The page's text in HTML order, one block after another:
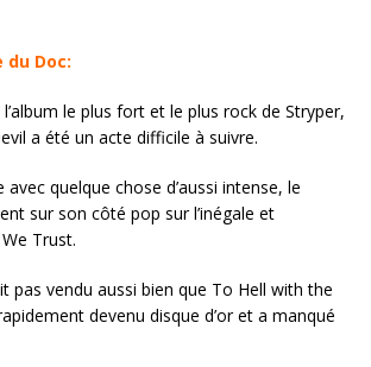
Doc:
le plus fort et le plus rock de Stryper,
a été un acte difficile à suivre.
avec quelque chose d’aussi intense, le
sur son côté pop sur l’inégale et
Trust.
pas vendu aussi bien que To Hell with the
devenu disque d’or et a manqué